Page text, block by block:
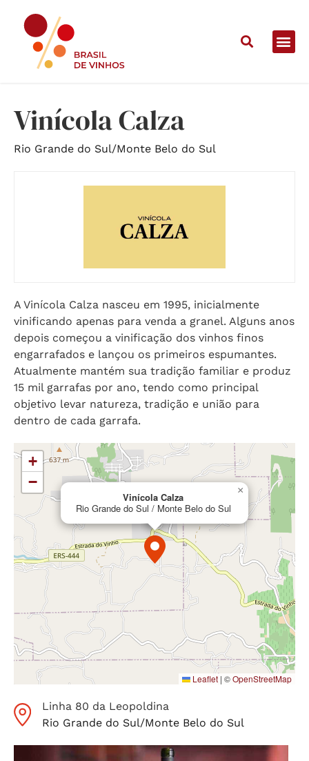
Vinícola Calza
Rio Grande do Sul/Monte Belo do Sul
A Vinícola Calza nasceu em 1995, inicialmente
vinificando apenas para venda a granel. Alguns anos
depois começou a vinificação dos vinhos finos
engarrafados e lançou os primeiros espumantes.
Atualmente mantém sua tradição familiar e produz
15 mil garrafas por ano, tendo como principal
objetivo levar natureza, tradição e união para
dentro de cada garrafa.
Vinícola Calza
Rio Grande do Sul / Monte Belo do Sul
×
+
−
Leaflet | ©OpenStreetMap
Linha 80 da Leopoldina
Rio Grande do Sul/Monte Belo do Sul